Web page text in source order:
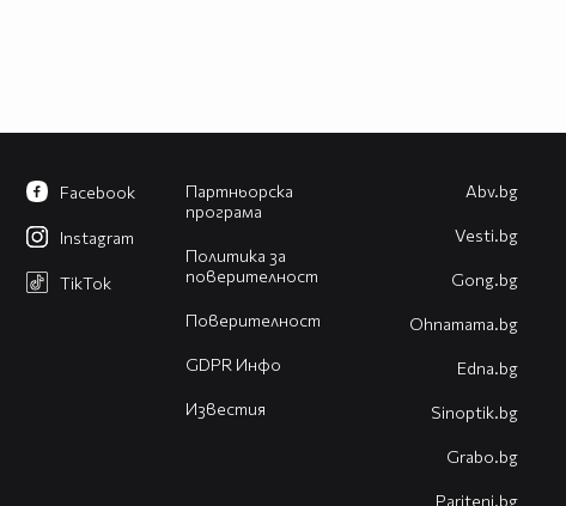
Партньорска
програма
Политика за
поверителност
Поверителност
GDPR Инфо
Известия
Facebook
Instagram
TikTok
Abv.bg
Vesti.bg
Gong.bg
Оhnamama.bg
Edna.bg
Sinoptik.bg
Grabo.bg
Pariteni.bg